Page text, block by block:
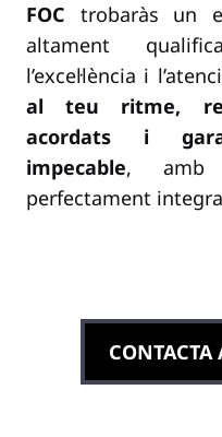
FOC trobaràs un
altament
l’excel·lència i
al teu ritme,
acordats i
impecable, amb
perfectament
CONTACTA